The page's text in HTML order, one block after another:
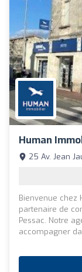
Human
25 Av. Jean
Bienvenue chez
partenaire de
Pessac. Notre
accompagner